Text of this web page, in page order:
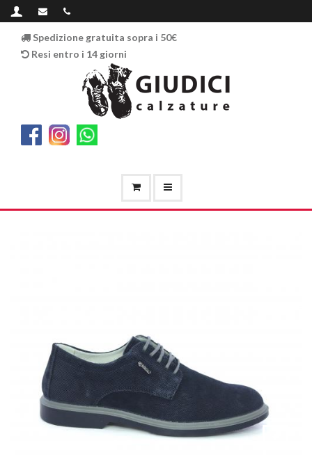
Spedizione gratuita sopra i 50€
Resi entro i 14 giorni